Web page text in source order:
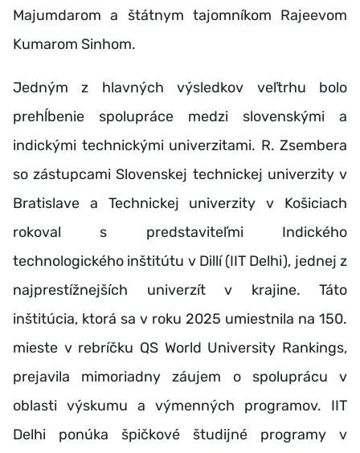
Majumdarom a štátnym tajomníkom Rajeevom
Kumarom Sinhom.
Jedným z hlavných výsledkov veľtrhu bolo
prehĺbenie spolupráce medzi slovenskými a
indickými technickými univerzitami. R. Zsembera
so zástupcami Slovenskej technickej univerzity v
Bratislave a Technickej univerzity v Košiciach
rokoval s predstaviteľmi Indického
technologického inštitútu v Dillí (IIT Delhi), jednej z
najprestížnejších univerzít v krajine. Táto
inštitúcia, ktorá sa v roku 2025 umiestnila na 150.
mieste v rebríčku QS World University Rankings,
prejavila mimoriadny záujem o spoluprácu v
oblasti výskumu a výmenných programov. IIT
Delhi ponúka špičkové študijné programy v